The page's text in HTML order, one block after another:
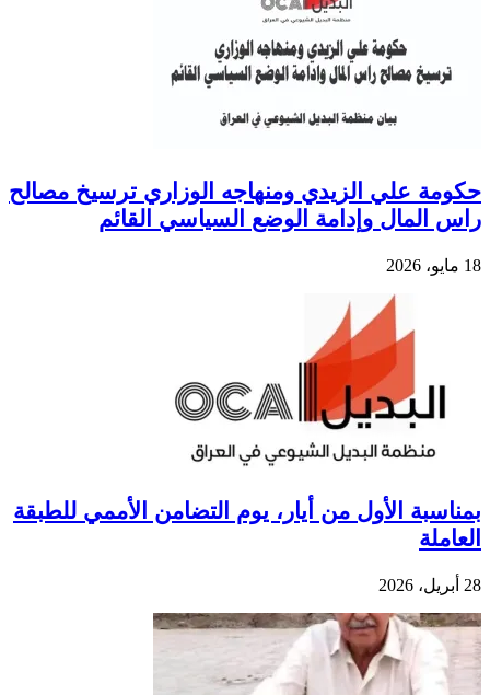
حكومة علي الزيدي ومنهاجه الوزاري ترسيخ مصالح
راس المال وإدامة الوضع السياسي القائم
18 مايو، 2026
بمناسبة الأول من أيار، يوم التضامن الأممي للطبقة
العاملة
28 أبريل، 2026